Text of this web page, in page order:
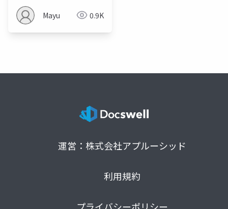
Mayu 0.9K
運営：株式会社アプルーシッド
利用規約
プライバシーポリシー